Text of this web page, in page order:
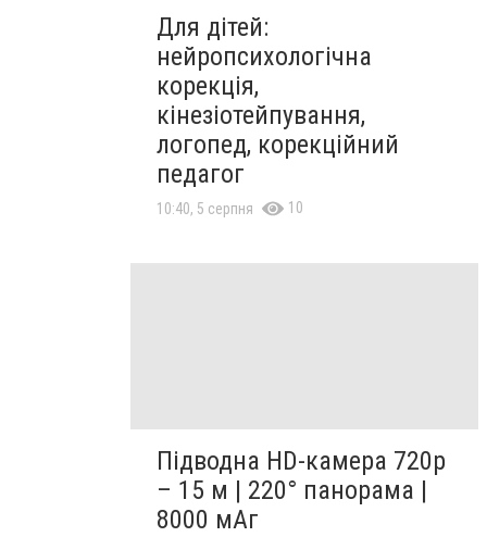
Для дітей:
нейропсихологічна
корекція,
кінезіотейпування,
логопед, корекційний
педагог
10:40, 5 серпня 10
Підводна HD-камера 720p
– 15 м | 220° панорама |
8000 мАг